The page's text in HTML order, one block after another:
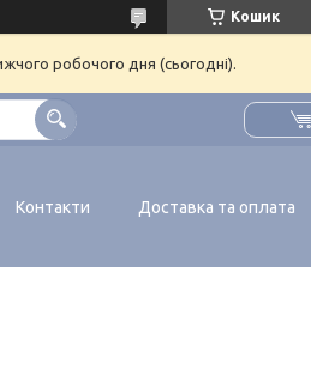
Кошик
робочого дня (сьогодні).
Контакти Доставка та оплата